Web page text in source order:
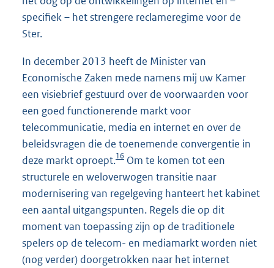
specifiek – het strengere reclameregime voor de
Ster.
In december 2013 heeft de Minister van
Economische Zaken mede namens mij uw Kamer
een visiebrief gestuurd over de voorwaarden voor
een goed functionerende markt voor
telecommunicatie, media en internet en over de
beleidsvragen die de toenemende convergentie in
deze markt oproept.16 Om te komen tot een
structurele en weloverwogen transitie naar
modernisering van regelgeving hanteert het kabinet
een aantal uitgangspunten. Regels die op dit
moment van toepassing zijn op de traditionele
spelers op de telecom- en mediamarkt worden niet
(nog verder) doorgetrokken naar het internet